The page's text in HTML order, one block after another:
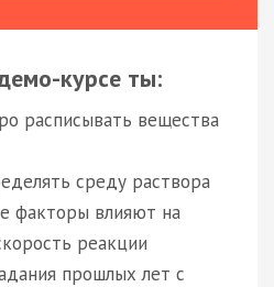
курсе ты:
расписывать вещества
среду раствора
факторы влияют на
реакции
прошлых лет с